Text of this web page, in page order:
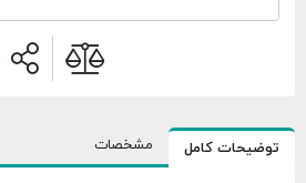
مشخصات